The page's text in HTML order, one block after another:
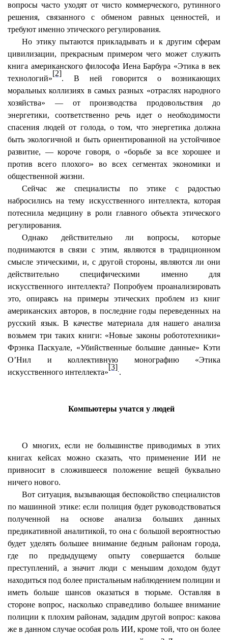
вопросы часто уходят от чисто коммерческого, рутинного
решения, связанного с обменом равных ценностей, и
требуют именно этического регулирования.
Но этику пытаются прикладывать и к другим сферам
цивилизации, прекрасным примером чего может служить
книга американского философа ИенаБарбура «Этика в век
технологий»
[2]
. В ней говорится о возникающих
моральных коллизиях в самых разных «отраслях народного
хозяйства» — от производства продовольствия до
энергетики, соответственно речь идет о необходимости
спасения людей от голода, о том, что энергетика должна
бытьэкологичной и быть ориентированной на устойчивое
развитие, — короче говоря, о «борьбе за все хорошее и
против всего плохого» во всех сегментах экономики и
общественной жизни.
Сейчас же специалисты по этике с радостью
набросились на тему искусственного интеллекта, которая
потеснила медицину в роли главного объекта этического
регулирования.
Однако действительно ли вопросы, которые
поднимаются в связи с этим, являются в традиционном
смысле этическими, и, с другой стороны, являются ли они
действительно специфическими именно для
искусственного интеллекта? Попробуем проанализировать
это, опираясь на примеры этических проблем из книг
американских авторов, в последние годы переведенных на
русский язык. В качестве материала для нашего анализа
возьмем три таких книги: «Новые законы робототехники»
ФрэнкаПаскуале, «Убийственные большие данные» Кэти
О’Нил и коллективную монографию «Этика
искусственного интеллекта»
[3]..
Компьютеры учатся у людей
О многих, если не большинстве приводимых в этих
книгах кейсах можно сказать, что применение ИИ не
привносит в сложившееся положение вещей буквально
ничего нового.
Вот ситуация, вызывающая беспокойство специалистов
по машинной этике: если полиция будет руководствоваться
полученной на основе анализа больших данных
предикативной аналитикой, то она с большой вероятностью
будет уделять большее внимание бедным районам города,
где по предыдущему опыту совершается больше
преступлений, а значит люди с меньшим доходом будут
находиться под более пристальным наблюдением полиции и
иметь больше шансов оказаться в тюрьме. Оставляя в
стороне вопрос, насколько справедливо большее внимание
полиции к плохим районам, зададим другой вопрос: какова
же в данном случае особая роль ИИ, кроме той, что он более